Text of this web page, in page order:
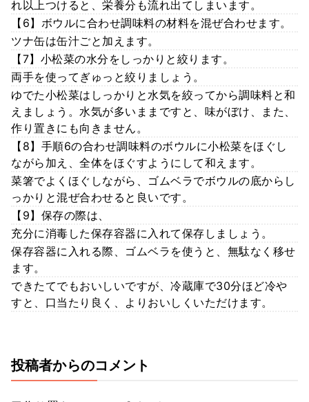
れ以上つけると、栄養分も流れ出てしまいます。
【6】ボウルに合わせ調味料の材料を混ぜ合わせます。
ツナ缶は缶汁ごと加えます。
【7】小松菜の水分をしっかりと絞ります。
両手を使ってぎゅっと絞りましょう。
ゆでた小松菜はしっかりと水気を絞ってから調味料と和
えましょう。水気が多いままですと、味がぼけ、また、
作り置きにも向きません。
【8】手順6の合わせ調味料のボウルに小松菜をほぐし
ながら加え、全体をほぐすようにして和えます。
菜箸でよくほぐしながら、ゴムベラでボウルの底からし
っかりと混ぜ合わせると良いです。
【9】保存の際は、
充分に消毒した保存容器に入れて保存しましょう。
保存容器に入れる際、ゴムベラを使うと、無駄なく移せ
ます。
できたてでもおいしいですが、冷蔵庫で30分ほど冷や
すと、口当たり良く、よりおいしくいただけます。
投稿者からのコメント